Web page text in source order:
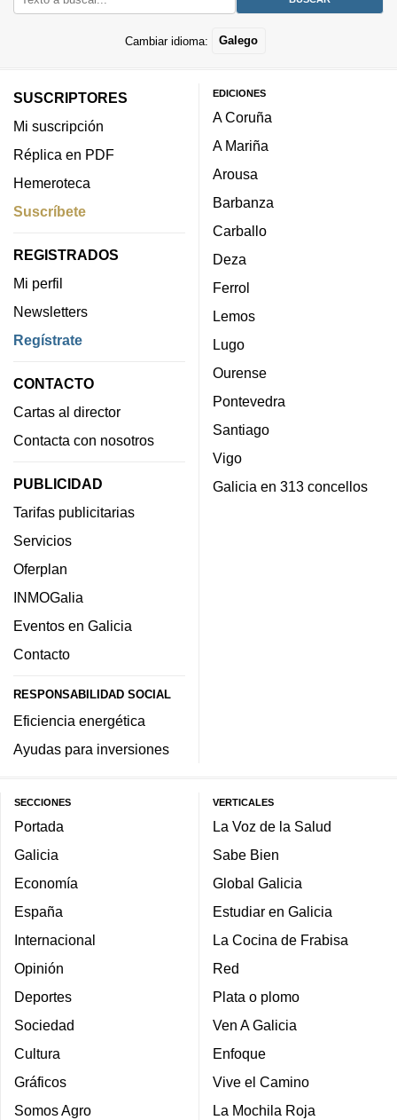
Cambiar idioma: Galego
SUSCRIPTORES
Mi suscripción
Réplica en PDF
Hemeroteca
Suscríbete
REGISTRADOS
Mi perfil
Newsletters
Regístrate
CONTACTO
Cartas al director
Contacta con nosotros
PUBLICIDAD
Tarifas publicitarias
Servicios
Oferplan
INMOGalia
Eventos en Galicia
Contacto
RESPONSABILIDAD SOCIAL
Eficiencia energética
Ayudas para inversiones
EDICIONES
A Coruña
A Mariña
Arousa
Barbanza
Carballo
Deza
Ferrol
Lemos
Lugo
Ourense
Pontevedra
Santiago
Vigo
Galicia en 313 concellos
SECCIONES
Portada
Galicia
Economía
España
Internacional
Opinión
Deportes
Sociedad
Cultura
Gráficos
Somos Agro
VERTICALES
La Voz de la Salud
Sabe Bien
Global Galicia
Estudiar en Galicia
La Cocina de Frabisa
Red
Plata o plomo
Ven A Galicia
Enfoque
Vive el Camino
La Mochila Roja